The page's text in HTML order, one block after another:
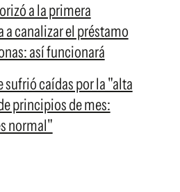
a la primera
canalizar el préstamo
así funcionará
sufrió caídas por la "alta
principios de mes:
normal"